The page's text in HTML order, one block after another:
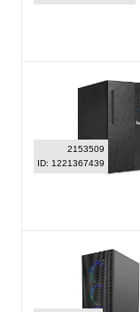
2153509
ID: 1221367439